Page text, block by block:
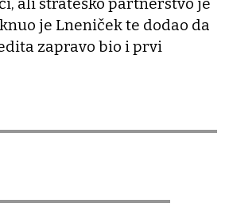
je Lneniček te dodao da
zapravo bio i prvi